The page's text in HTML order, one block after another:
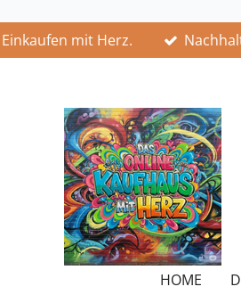
Einkaufen mit Herz.
HOME